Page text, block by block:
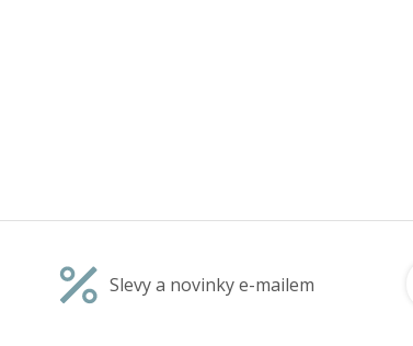
Slevy a novinky e-mailem